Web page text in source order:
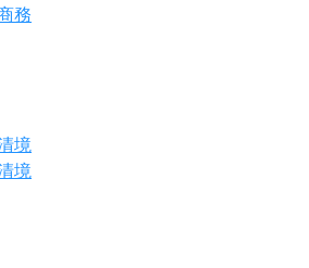
務
境
境